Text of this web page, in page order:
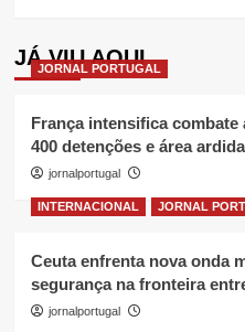
JÁ VIU AQUI
JORNAL PORTUGAL
França intensifica
400 detenções e área
jornalportugal
INTERNACIONAL JORNAL
Ceuta enfrenta nova onda
segurança na fronteira
jornalportugal